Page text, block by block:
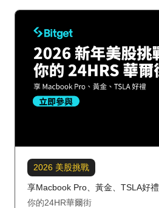
2026 美股挑戰
享Macbook Pro、黃金、TSLA好禮
你的24HR華爾街